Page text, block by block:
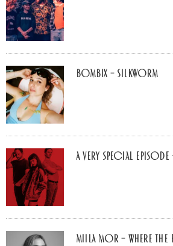
Bombix – Silkworm
A Very Special
Miila Mor – Where The